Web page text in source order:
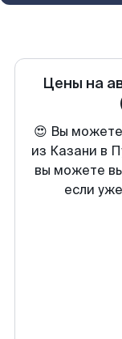
Цены на
😍 Вы
из Казани в
вы можете
если